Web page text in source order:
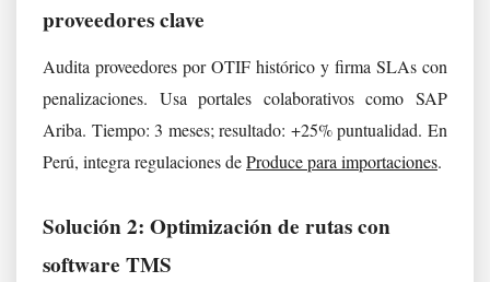
proveedores clave
Audita proveedores por OTIF histórico y firma SLAs con
penalizaciones. Usa portales colaborativos como SAP
Ariba. Tiempo: 3 meses; resultado: +25% puntualidad. En
Perú, integra regulaciones deProduce para importaciones.
Solución 2: Optimización de rutas con
software TMS